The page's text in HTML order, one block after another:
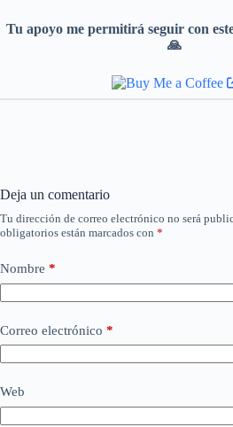
Tu apoyo me permitirá seguir con
🙏
Deja un comentario
Tu dirección de correo electrónico no será
obligatorios están marcados con *
Nombre *
Correo electrónico *
Web